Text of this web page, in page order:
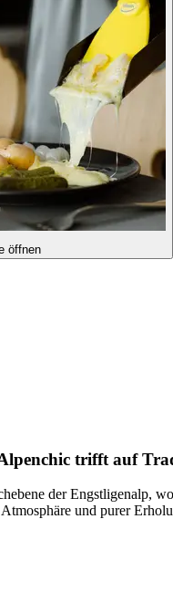
öffnen
trifft auf
der Engstligenalp,
und purer